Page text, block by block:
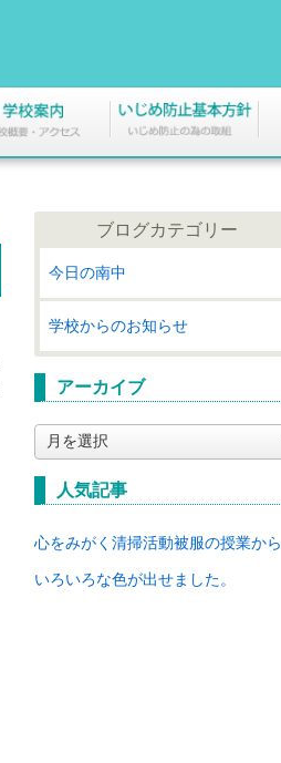
ブログカテゴリー
今日の南中
学校からのお知らせ
アーカイブ
ー
カ
イ
人気記事
心をみがく清掃活動被服の授業から
いろいろな色が出せました。